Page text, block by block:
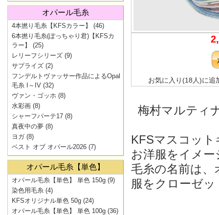
お気に入り(18人)に追
梅村マルティ
KFSマスコッ
お洋服をイメ
毛糸の名前は
服をクローゼ
オパール毛糸
4本撚り毛糸【KFSカラー】
(46)
6本撚り毛糸(ぽっちゃり君)【KFSカ
ラー】
(25)
レリーフシリーズ (9)
サプライズ (2)
フンデルトヴァッサー作品によるOpal
毛糸 I～IV (32)
ヴァン・ゴッホ (8)
水彩画 (8)
シャーフパーテ17 (8)
真夜中の夢 (8)
ヨガ(8)
ベスト オブ オパール2026 (7)
オパール毛糸【単色】
オパール毛糸【単色】 単色 150g (9)
染色用毛糸 (4)
KFSオリジナル単色 50g (24)
オパール毛糸【単色】 単色 100g (36)